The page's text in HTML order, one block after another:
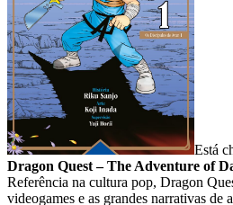
Está
Dragon Quest – The Adventure of
Referência na cultura pop, Dragon
videogames e as grandes narrativas de